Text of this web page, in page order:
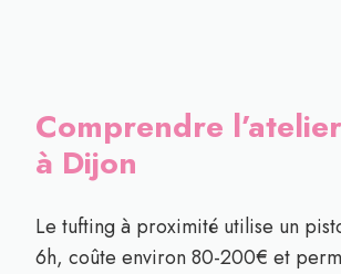
Comprendre
à Dijon
Le tufting à proximité utilise un
6h, coûte environ 80-200€ et